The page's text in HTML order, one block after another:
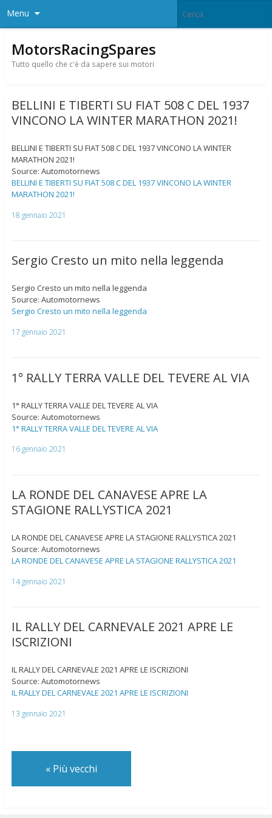
Menu
MotorsRacingSpares
Tutto quello che c'è da sapere sui motori
BELLINI E TIBERTI SU FIAT 508 C DEL 1937
VINCONO LA WINTER MARATHON 2021!
BELLINI E TIBERTI SU FIAT 508 C DEL 1937 VINCONO LA WINTER
MARATHON 2021!
Source: Automotornews
BELLINI E TIBERTI SU FIAT 508 C DEL 1937 VINCONO LA WINTER
MARATHON 2021!
18 gennaio 2021
Sergio Cresto un mito nella leggenda
Sergio Cresto un mito nella leggenda
Source: Automotornews
Sergio Cresto un mito nella leggenda
17 gennaio 2021
1° RALLY TERRA VALLE DEL TEVERE AL VIA
1° RALLY TERRA VALLE DEL TEVERE AL VIA
Source: Automotornews
1° RALLY TERRA VALLE DEL TEVERE AL VIA
16 gennaio 2021
LA RONDE DEL CANAVESE APRE LA
STAGIONE RALLYSTICA 2021
LA RONDE DEL CANAVESE APRE LA STAGIONE RALLYSTICA 2021
Source: Automotornews
LA RONDE DEL CANAVESE APRE LA STAGIONE RALLYSTICA 2021
14 gennaio 2021
IL RALLY DEL CARNEVALE 2021 APRE LE
ISCRIZIONI
IL RALLY DEL CARNEVALE 2021 APRE LE ISCRIZIONI
Source: Automotornews
IL RALLY DEL CARNEVALE 2021 APRE LE ISCRIZIONI
13 gennaio 2021
«Più vecchi